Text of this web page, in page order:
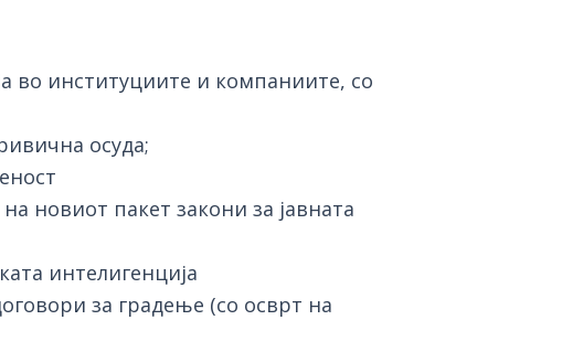
во институциите и компаниите, со
осуда;
новиот пакет закони за јавната
интелигенција
за градење (со осврт на